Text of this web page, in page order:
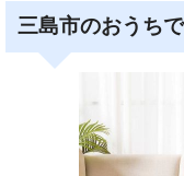
三島市のおうち